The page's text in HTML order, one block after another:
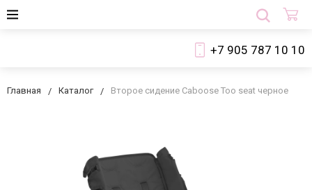
+7 905 787 10 10
Главная Каталог Второе сидение Caboose Too seat черное